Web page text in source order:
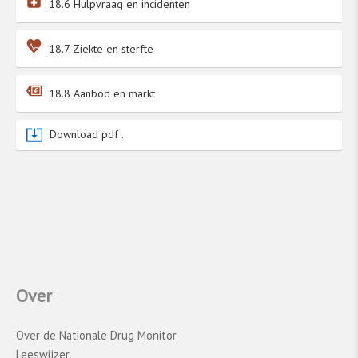
18.6 Hulpvraag en incidenten
18.7 Ziekte en sterfte
18.8 Aanbod en markt
Download pdf .
De Antenne Regiomonitor onderzoekt het
in verschillende regio’s in Nederland. Dit
jongerenwerkers uit het veld. Daarmee is de
aan dit onderzoek gaf verdiepende informatie
over het psychedelicagebruik in ‘hun’
Over
Over de Nationale Drug Monitor
Leeswijzer